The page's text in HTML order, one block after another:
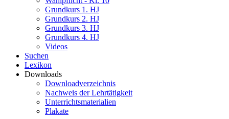
Grundkurs 1. HJ
Grundkurs 2. HJ
Grundkurs 3. HJ
Grundkurs 4. HJ
Videos
Suchen
Lexikon
Downloads
Downloadverzeichnis
Nachweis der Lehrtätigkeit
Unterrichtsmaterialien
Plakate